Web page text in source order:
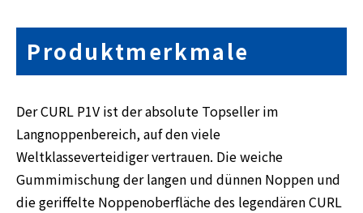
Produktmerkmale
Der CURL P1V ist der absolute Topseller im
Langnoppenbereich, auf den viele
Weltklasseverteidiger vertrauen. Die weiche
Gummimischung der langen und dünnen Noppen und
die geriffelte Noppenoberfläche des legendären CURL